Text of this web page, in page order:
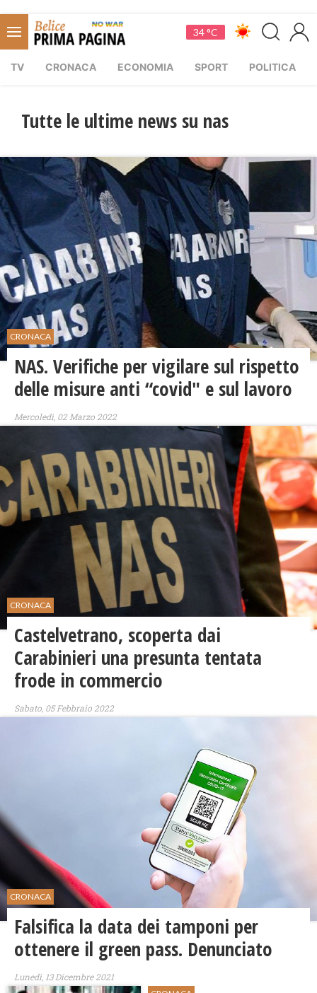
34 °C
TV CRONACA ECONOMIA SPORT POLITICA
Tutte le ultime news su nas
CRONACA
NAS. Verifiche per vigilare sul rispetto
delle misure anti “covid" e sul lavoro
Mercoledì, 02 Marzo 2022
CRONACA
Castelvetrano, scoperta dai
Carabinieri una presunta tentata
frode in commercio
Sabato, 05 Febbraio 2022
CRONACA
Falsifica la data dei tamponi per
ottenere il green pass. Denunciato
Lunedì, 13 Dicembre 2021